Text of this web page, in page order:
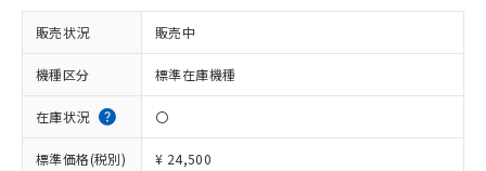
販売状況 販売中
機種区分 標準在庫機種
在庫状況 〇
標準価格(税別) ¥ 24,500